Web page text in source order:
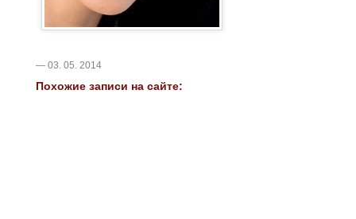
— 03. 05. 2014
Похожие записи на сайте: